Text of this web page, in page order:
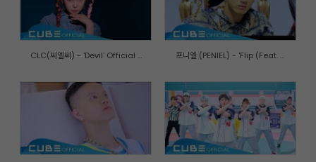
CLC(씨엘씨) - 'Devil' Official ... 프니엘 (PENIEL) - 'Flip (Feat. ...